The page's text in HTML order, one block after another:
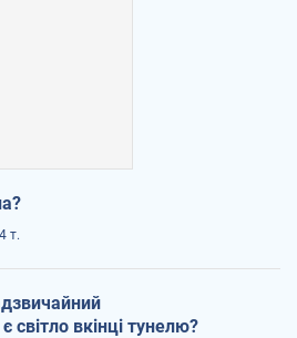
т.
світло вкінці тунелю?